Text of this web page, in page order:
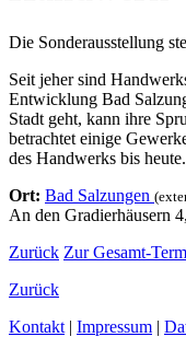
Die Sonderausstellung
Seit jeher sind
Entwicklung Bad
Stadt geht, kann ihre
betrachtet einige
des Handwerks bis heute.
Ort: Bad Salzungen
An den Gradierhäusern
Zurück Zur Gesamt-
Zurück
Kontakt | Impressum |